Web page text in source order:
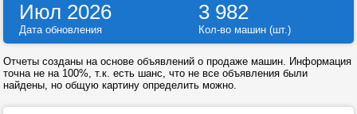
Июл 2026 3 982
Дата обновления Кол-во машин (шт.)
Отчеты созданы на основе объявлений о продаже машин. Информация
точна не на 100%, т.к. есть шанс, что не все объявления были
найдены, но общую картину определить можно.